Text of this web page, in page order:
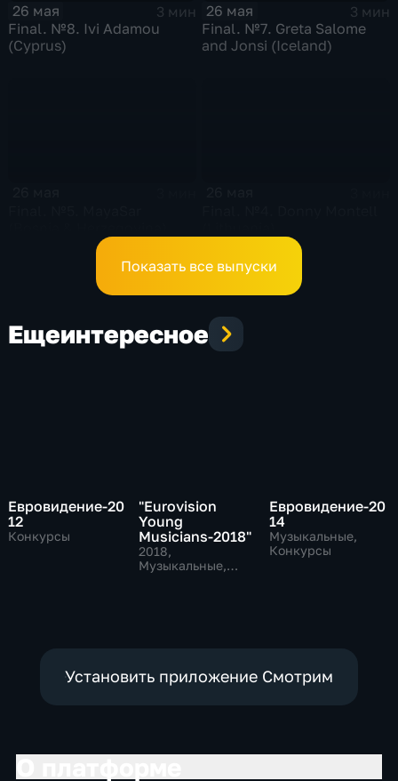
26 мая
3 мин
Final. №8. Ivi Adamou
(Cyprus)
26 мая
3 мин
Final. №7. Greta Salome
and Jonsi (Iceland)
Показать все выпуски
Ещеинтересное
Евровидение-20
12
Конкурсы
"Eurovision
Young
Musicians-2018"
2018,
Музыкальные,
Евровидение-20
14
Музыкальные,
Конкурсы
Установить приложение Смотрим